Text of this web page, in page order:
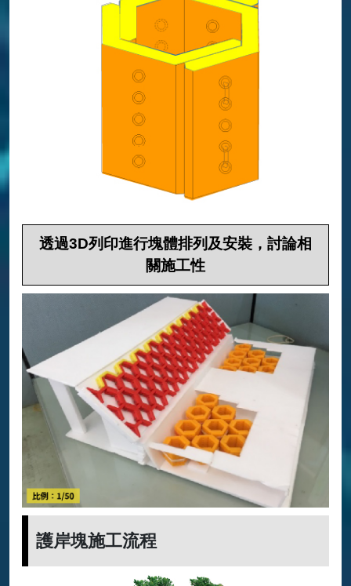
透過3D列印進行塊體排列及安裝，討論相
關施工性
護岸塊施工流程